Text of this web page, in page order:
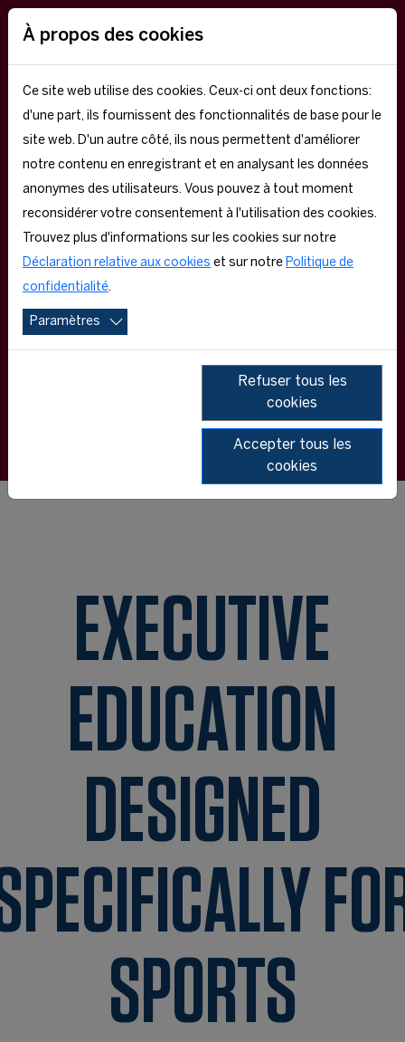
EXECUTIVE
EDUCATION
EXECUTIVE
EDUCATION
DESIGNED
SPORTS
À propos des cookies
Ce site web utilise des cookies. Ceux-ci ont deux fonctions:
d'une part, ils fournissent des fonctionnalités de base pour le
site web. D'un autre côté, ils nous permettent d'améliorer
notre contenu en enregistrant et en analysant les données
anonymes des utilisateurs. Vous pouvez à tout moment
reconsidérer votre consentement à l'utilisation des cookies.
Trouvez plus d'informations sur les cookies sur notre
Déclaration relative aux cookies et sur notre Politique de
confidentialité.
Paramètres
Refuser tous les
cookies
Accepter tous les
cookies